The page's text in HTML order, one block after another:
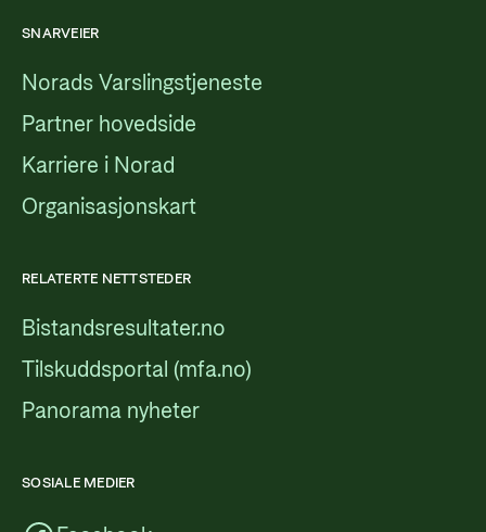
SNARVEIER
Norads Varslingstjeneste
Partner hovedside
Karriere i Norad
Organisasjonskart
RELATERTE NETTSTEDER
Bistandsresultater.no
Tilskuddsportal (mfa.no)
Panorama nyheter
SOSIALE MEDIER